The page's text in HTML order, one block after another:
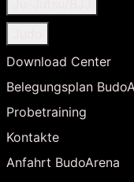
Download Center
Belegungsplan
Probetraining
Kontakte
Anfahrt BudoArena